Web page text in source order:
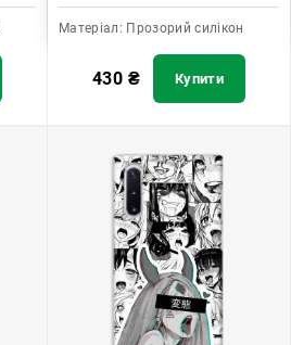
Матеріал: Прозорий силікон
430 ₴ Купити